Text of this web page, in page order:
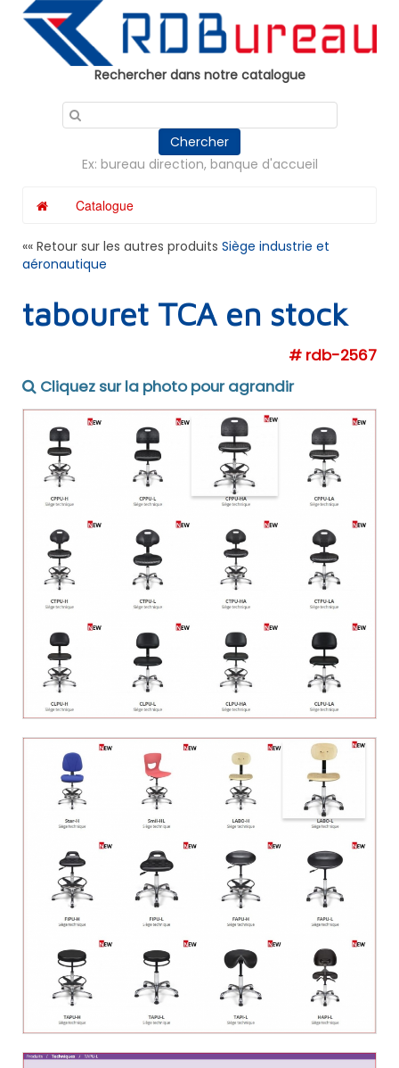
Rechercher dans notre catalogue
Chercher
Ex: bureau direction, banque d'accueil
Catalogue
«« Retour sur les autres produits Siège industrie et
aéronautique
tabouret TCA en stock
# rdb-2567
Cliquez sur la photo pour agrandir
Panneau de gestion des cookies